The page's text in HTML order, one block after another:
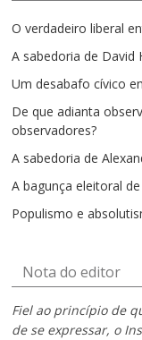
O verdadeiro liberal
A sabedoria de David
Um desabafo cívico
De que adianta
observadores?
A sabedoria de
A bagunça eleitoral
Populismo e
Nota do editor
Fiel ao princípio de
de se expressar, o